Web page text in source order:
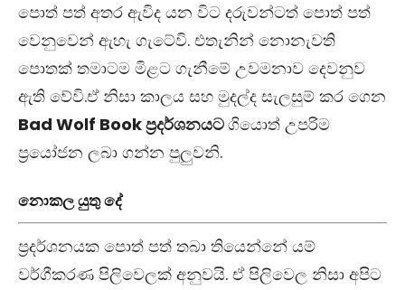
පොත් පත් අතර ඇවිද යන විට දරුවන්ටත් පොත් පත්
වෙනුවෙන් ඇහැ ගැටේවි. එතැනින් නොනැවති
පොතක් තමාටම මිළට ගැනීමේ උවමනාව දෙවනුව
ඇති වේවි.ඒ නිසා කාලය සහ මුදල්ද සැලසුම් කර ගෙන
Bad Wolf Book ප්‍රදර්ශනයටගියොත් උපරිම
ප්‍රයෝජන ලබා ගන්න පුලුවනි.
නොකල යුතු දේ
ප්‍රදර්ශනයක පොත් පත් තබා තියෙන්නේ යම්
වර්ගීකරණ පිලිවෙලක් අනුවයි. ඒ පිලිවෙල නිසා අපිට